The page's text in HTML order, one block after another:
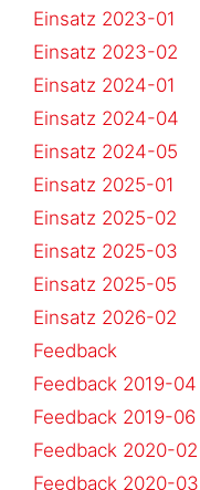
Einsatz 2023-01
Einsatz 2023-02
Einsatz 2024-01
Einsatz 2024-04
Einsatz 2024-05
Einsatz 2025-01
Einsatz 2025-02
Einsatz 2025-03
Einsatz 2025-05
Einsatz 2026-02
Feedback
Feedback 2019-04
Feedback 2019-06
Feedback 2020-02
Feedback 2020-03